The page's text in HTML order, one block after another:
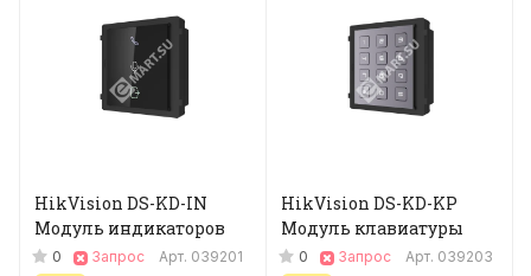
HikVision DS-KD-IN
Модуль индикаторов
0 Запрос Арт. 039201
HikVision DS-KD-KP
Модуль клавиатуры
0 Запрос Арт. 039203